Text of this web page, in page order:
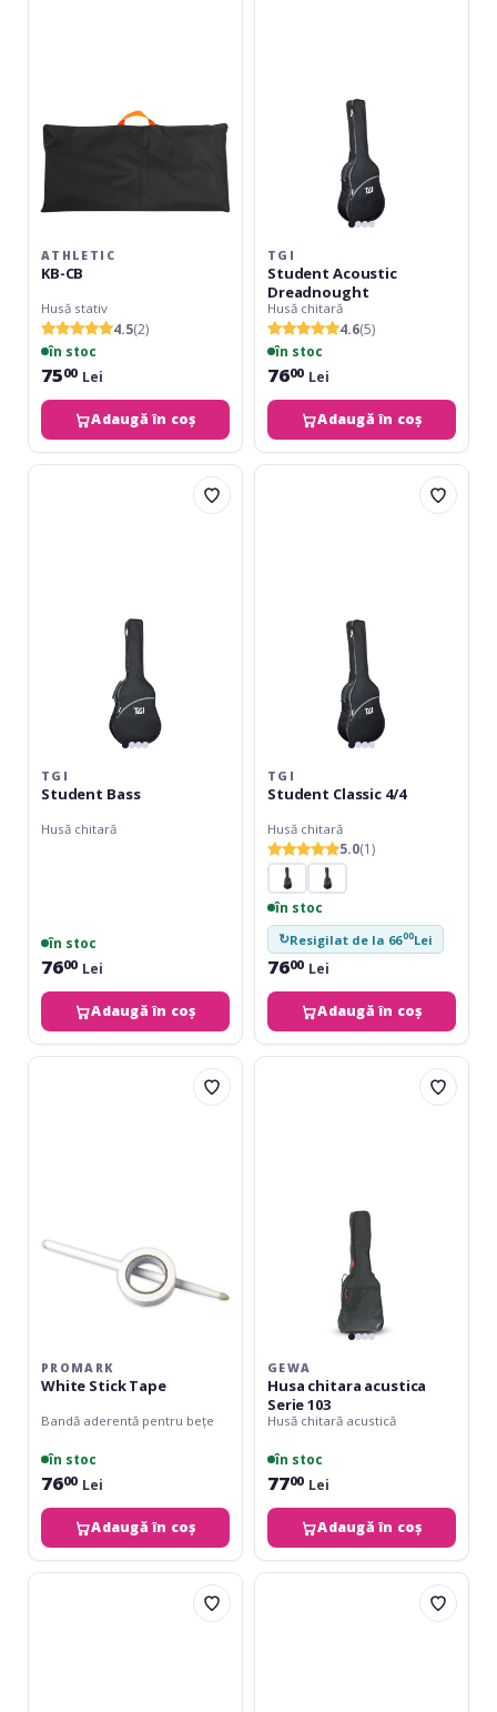
ATHLETIC
KB-CB
Husă stativ
4.5(2)
în stoc
7500 Lei
Adaugă în coș
TGI
Student Acoustic
Dreadnought
Husă chitară
4.6(5)
în stoc
7600 Lei
Adaugă în coș
TGI
TGI
Student Bass
Husă chitară
în stoc
7600 Lei
Adaugă în coș
TGI
TGI
Student Classic 4/4
Husă chitară
5.0(1)
în stoc
↻Resigilat de la 6600Lei
7600 Lei
Adaugă în coș
ProMark
PROMARK
White Stick Tape
Bandă aderentă pentru bețe
în stoc
7600 Lei
Adaugă în coș
Gewa
GEWA
Husa chitara acustica
Serie 103
Husă chitară acustică
în stoc
7700 Lei
Adaugă în coș
Gewa
Gewa